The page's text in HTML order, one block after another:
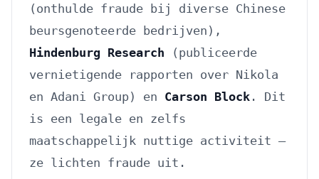
(onthulde fraude bij diverse Chinese
beursgenoteerde bedrijven),
Hindenburg Research (publiceerde
vernietigende rapporten over Nikola
en Adani Group) en Carson Block . Dit
is een legale en zelfs
maatschappelijk nuttige activiteit —
ze lichten fraude uit.